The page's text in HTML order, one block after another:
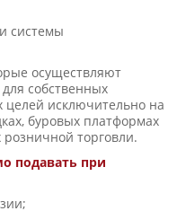
системы
осуществляют
собственных
целей исключительно на
буровых платформах
розничной торговли.
подавать при